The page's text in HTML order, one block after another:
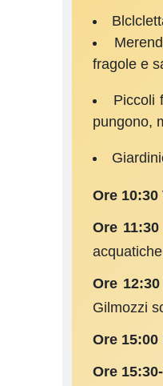
fragole e
Piccoli
pungono,
Ore 10:30
Ore 11:30
Ore 12:30
Gilmozzi
Ore 15:00
Ore